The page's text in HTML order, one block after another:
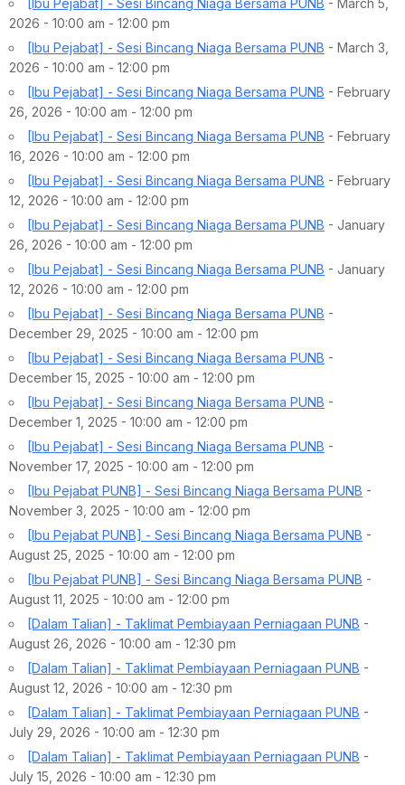
[Ibu Pejabat] - Sesi Bincang Niaga Bersama PUNB - March 5,
2026 - 10:00 am - 12:00 pm
[Ibu Pejabat] - Sesi Bincang Niaga Bersama PUNB - March 3,
2026 - 10:00 am - 12:00 pm
[Ibu Pejabat] - Sesi Bincang Niaga Bersama PUNB - February
26, 2026 - 10:00 am - 12:00 pm
[Ibu Pejabat] - Sesi Bincang Niaga Bersama PUNB - February
16, 2026 - 10:00 am - 12:00 pm
[Ibu Pejabat] - Sesi Bincang Niaga Bersama PUNB - February
12, 2026 - 10:00 am - 12:00 pm
[Ibu Pejabat] - Sesi Bincang Niaga Bersama PUNB - January
26, 2026 - 10:00 am - 12:00 pm
[Ibu Pejabat] - Sesi Bincang Niaga Bersama PUNB - January
12, 2026 - 10:00 am - 12:00 pm
[Ibu Pejabat] - Sesi Bincang Niaga Bersama PUNB -
December 29, 2025 - 10:00 am - 12:00 pm
[Ibu Pejabat] - Sesi Bincang Niaga Bersama PUNB -
December 15, 2025 - 10:00 am - 12:00 pm
[Ibu Pejabat] - Sesi Bincang Niaga Bersama PUNB -
December 1, 2025 - 10:00 am - 12:00 pm
[Ibu Pejabat] - Sesi Bincang Niaga Bersama PUNB -
November 17, 2025 - 10:00 am - 12:00 pm
[Ibu Pejabat PUNB] - Sesi Bincang Niaga Bersama PUNB -
November 3, 2025 - 10:00 am - 12:00 pm
[Ibu Pejabat PUNB] - Sesi Bincang Niaga Bersama PUNB -
August 25, 2025 - 10:00 am - 12:00 pm
[Ibu Pejabat PUNB] - Sesi Bincang Niaga Bersama PUNB -
August 11, 2025 - 10:00 am - 12:00 pm
[Dalam Talian] - Taklimat Pembiayaan Perniagaan PUNB -
August 26, 2026 - 10:00 am - 12:30 pm
[Dalam Talian] - Taklimat Pembiayaan Perniagaan PUNB -
August 12, 2026 - 10:00 am - 12:30 pm
[Dalam Talian] - Taklimat Pembiayaan Perniagaan PUNB -
July 29, 2026 - 10:00 am - 12:30 pm
[Dalam Talian] - Taklimat Pembiayaan Perniagaan PUNB -
July 15, 2026 - 10:00 am - 12:30 pm